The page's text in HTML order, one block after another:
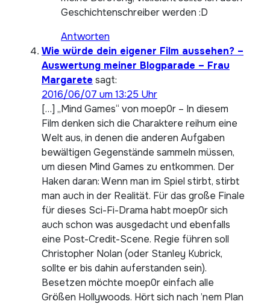
Geschichtenschreiber werden :D
Antworten
Wie würde dein eigener Film aussehen? –
Auswertung meiner Blogparade – Frau
Margarete sagt:
2016/06/07 um 13:25 Uhr
[…] „Mind Games“ von moep0r – In diesem
Film denken sich die Charaktere reihum eine
Welt aus, in denen die anderen Aufgaben
bewältigen Gegenstände sammeln müssen,
um diesen Mind Games zu entkommen. Der
Haken daran: Wenn man im Spiel stirbt, stirbt
man auch in der Realität. Für das große Finale
für dieses Sci-Fi-Drama habt moep0r sich
auch schon was ausgedacht und ebenfalls
eine Post-Credit-Scene. Regie führen soll
Christopher Nolan (oder Stanley Kubrick,
sollte er bis dahin auferstanden sein).
Besetzen möchte moep0r einfach alle
Größen Hollywoods. Hört sich nach ’nem Plan